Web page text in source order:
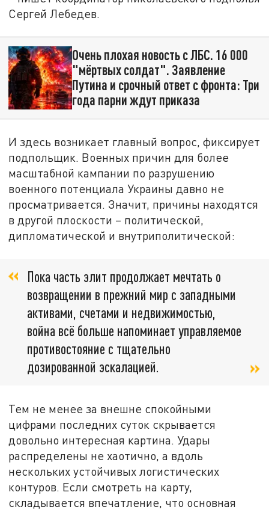
Сергей Лебедев.
Очень плохая новость с ЛБС. 16 000
"мёртвых солдат". Заявление
Путина и срочный ответ с фронта: Три
года парни ждут приказа
И здесь возникает главный вопрос, фиксирует
подпольщик. Военных причин для более
масштабной кампании по разрушению
военного потенциала Украины давно не
просматривается. Значит, причины находятся
в другой плоскости – политической,
дипломатической и внутриполитической:
Пока часть элит продолжает мечтать о
возвращении в прежний мир с западными
активами, счетами и недвижимостью,
война всё больше напоминает управляемое
противостояние с тщательно
дозированной эскалацией.
Тем не менее за внешне спокойными
цифрами последних суток скрывается
довольно интересная картина. Удары
распределены не хаотично, а вдоль
нескольких устойчивых логистических
контуров. Если смотреть на карту,
складывается впечатление, что основная